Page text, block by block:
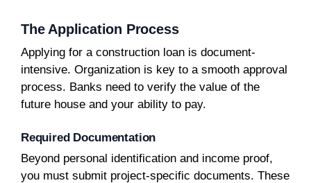
The Application Process
Applying for a construction loan is document-
intensive. Organization is key to a smooth approval
process. Banks need to verify the value of the
future house and your ability to pay.
Required Documentation
Beyond personal identification and income proof,
you must submit project-specific documents. These